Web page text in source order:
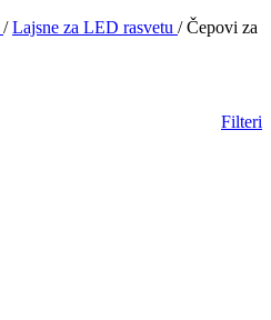
/ Lajsne za LED rasvetu / Čepovi za
Filteri